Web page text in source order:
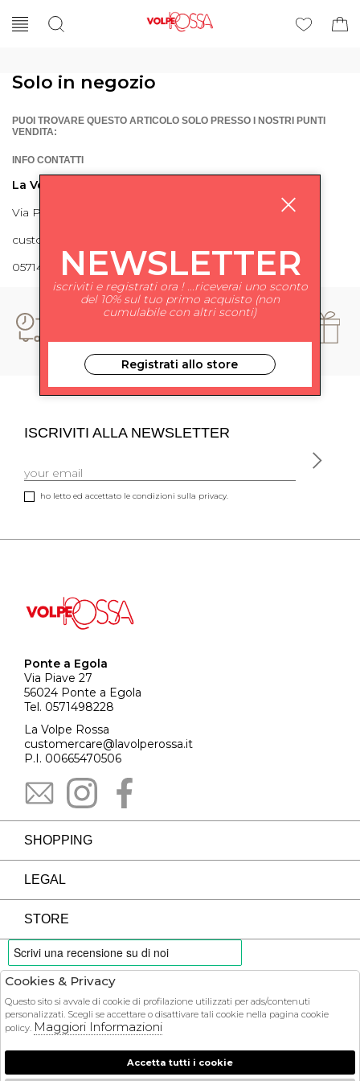
Solo in negozio
PUOI TROVARE QUESTO ARTICOLO SOLO PRESSO I NOSTRI PUNTI
VENDITA:
INFO CONTATTI
La Volpe Rossa
Via Piave 27 56024 Ponte a Egola
customercare@lavolperossa.it
0571498228
ISCRIVITI ALLA NEWSLETTER
ho letto ed accettato le condizioni sulla privacy.
Ponte a Egola
Via Piave 27
56024 Ponte a Egola
Tel. 0571498228
La Volpe Rossa
customercare@lavolperossa.it
P.I. 00665470506
SHOPPING
LEGAL
STORE
PAYMENTS
COURIER
NEWSLETTER
iscriviti e registrati ora ! ...riceverai uno sconto
del 10% sul tuo primo acquisto (non
cumulabile con altri sconti)
Registrati allo store
Cookies & Privacy
Questo sito si avvale di cookie di profilazione utilizzati per ads/contenuti
personalizzati. Scegli se accettare o disattivare tali cookie nella pagina cookie
policy. Maggiori Informazioni
Accetta tutti i cookie